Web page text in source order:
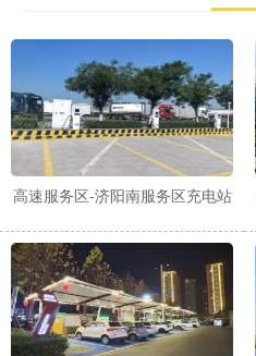
高速服务区-济阳南服务区充电站